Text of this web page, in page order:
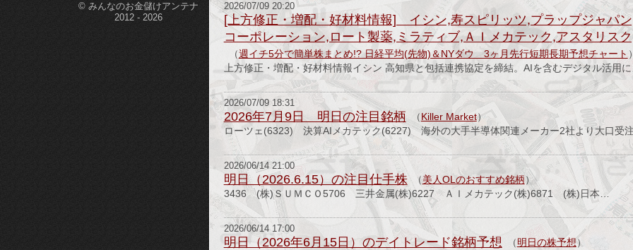
© みんなのお金儲けアンテナ
2012 - 2026
2026/07/09 20:20
[上方修正・増配・好材料情報] イシン,寿スピリッツ,プラップジャパ
コーポレーション,ロート製薬,ミラティブ,ＡＩメカテック,アスタリス
（週イチ5分で簡単株まとめ!? 日経平均(先物)＆NYダウ 3ヶ月先行短期長期予想チャート
上方修正・増配・好材料情報イシン 高知県と包括連携協定を締結。AIを含むデジタル活用
2026/07/09 18:31
2026年7月9日 明日の注目銘柄 （Killer Market）
ローツェ(6323) 決算AIメカテック(6227) 海外の大手半導体関連メーカー2社より大口受
2026/06/14 21:00
明日（2026.6.15）の注目仕手株 （美人OLのおすすめ銘柄）
3436 (株)ＳＵＭＣＯ5706 三井金属(株)6227 ＡＩメカテック(株)6871 (株)日本…
2026/06/14 17:00
明日（2026年6月15日）のデイトレード銘柄予想 （明日の株予想）